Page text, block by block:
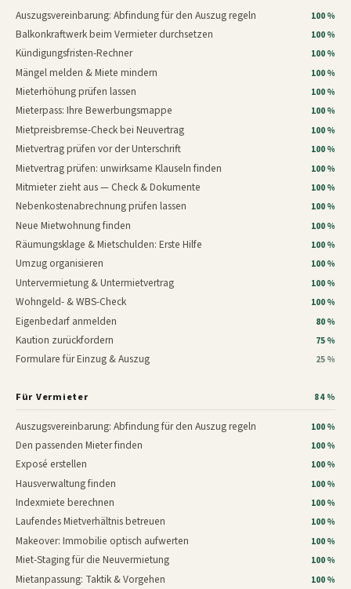
Auszugsvereinbarung: Abfindung für den Auszug regeln 100 %
Balkonkraftwerk beim Vermieter durchsetzen 100 %
Kündigungsfristen-Rechner 100 %
Mängel melden & Miete mindern 100 %
Mieterhöhung prüfen lassen 100 %
Mieterpass: Ihre Bewerbungsmappe 100 %
Mietpreisbremse-Check bei Neuvertrag 100 %
Mietvertrag prüfen vor der Unterschrift 100 %
Mietvertrag prüfen: unwirksame Klauseln finden 100 %
Mitmieter zieht aus — Check & Dokumente 100 %
Nebenkostenabrechnung prüfen lassen 100 %
Neue Mietwohnung finden 100 %
Räumungsklage & Mietschulden: Erste Hilfe 100 %
Umzug organisieren 100 %
Untervermietung & Untermietvertrag 100 %
Wohngeld- & WBS-Check 100 %
Eigenbedarf anmelden 80 %
Kaution zurückfordern 75 %
Formulare für Einzug & Auszug 25 %
Für Vermieter 84 %
Auszugsvereinbarung: Abfindung für den Auszug regeln 100 %
Den passenden Mieter finden 100 %
Exposé erstellen 100 %
Hausverwaltung finden 100 %
Indexmiete berechnen 100 %
Laufendes Mietverhältnis betreuen 100 %
Makeover: Immobilie optisch aufwerten 100 %
Miet-Staging für die Neuvermietung 100 %
Mietanpassung: Taktik & Vorgehen 100 %